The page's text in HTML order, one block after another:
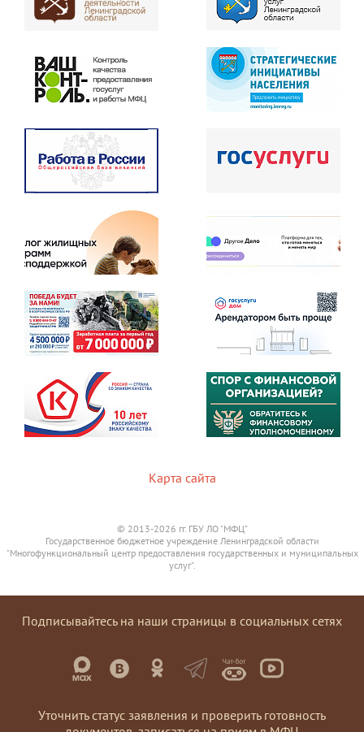
Карта сайта
© 2013-2026 гг. ГБУ ЛО "МФЦ"
Государственное бюджетное учреждение Ленинградской области
"Многофункциональный центр предоставления государственных и муниципальных
услуг".
Подписывайтесь на наши страницы в социальных сетях
Уточнить статус заявления и проверить готовность